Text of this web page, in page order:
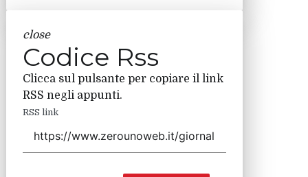
close
Codice Rss
Clicca sul pulsante per copiare il link
RSS negli appunti.
RSS link